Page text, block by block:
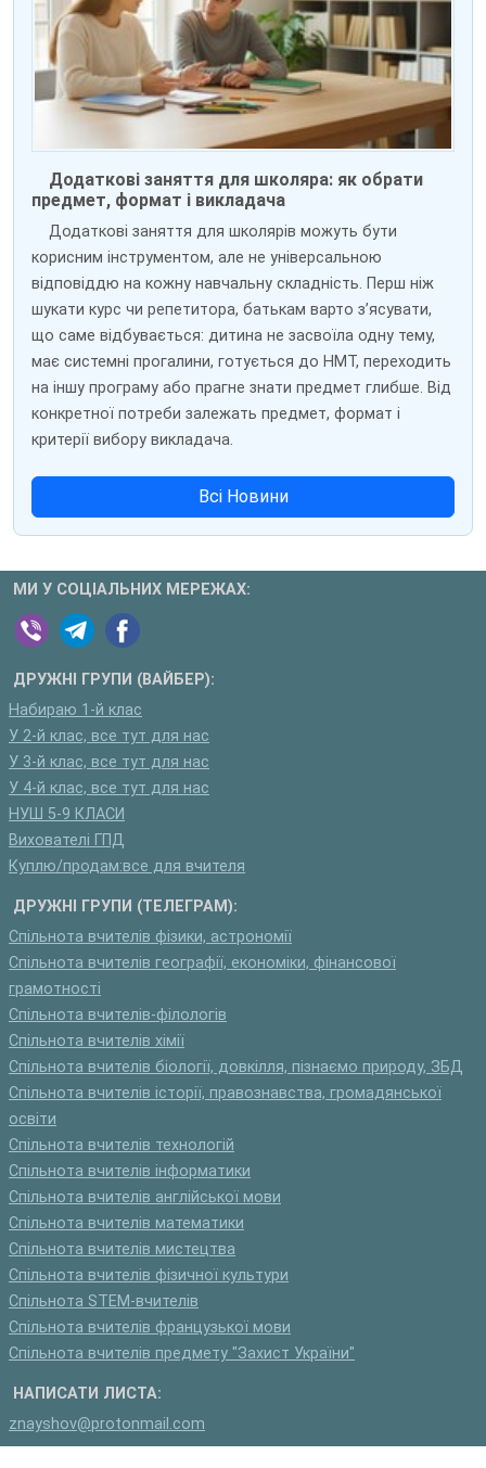
Додаткові заняття для школяра: як обрати
предмет, формат і викладача
Додаткові заняття для школярів можуть бути
корисним інструментом, але не універсальною
відповіддю на кожну навчальну складність. Перш ніж
шукати курс чи репетитора, батькам варто з’ясувати,
що саме відбувається: дитина не засвоїла одну тему,
має системні прогалини, готується до НМТ, переходить
на іншу програму або прагне знати предмет глибше. Від
конкретної потреби залежать предмет, формат і
критерії вибору викладача.
Всі Новини
МИ У СОЦІАЛЬНИХ МЕРЕЖАХ:
ДРУЖНІ ГРУПИ (ВАЙБЕР):
Набираю 1-й клас
У 2-й клас, все тут для нас
У 3-й клас, все тут для нас
У 4-й клас, все тут для нас
НУШ 5-9 КЛАСИ
Вихователі ГПД
Куплю/продам:все для вчителя
ДРУЖНІ ГРУПИ (ТЕЛЕГРАМ):
Спільнота вчителів фізики, астрономії
Спільнота вчителів географії, економіки, фінансової
грамотності
Спільнота вчителів-філологів
Спільнота вчителів хімії
Спільнота вчителів біології, довкілля, пізнаємо природу, ЗБД
Спільнота вчителів історії, правознавства, громадянської
освіти
Спільнота вчителів технологій
Спільнота вчителів інформатики
Спільнота вчителів англійської мови
Спільнота вчителів математики
Спільнота вчителів мистецтва
Спільнота вчителів фізичної культури
Спільнота STEM-вчителів
Спільнота вчителів французької мови
Спільнота вчителів предмету "Захист України"
НАПИСАТИ ЛИСТА:
znayshov@protonmail.com